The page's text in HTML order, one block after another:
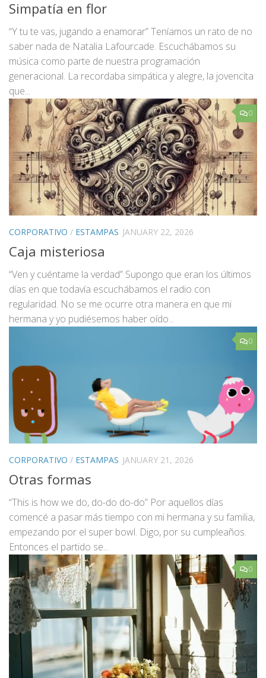
Simpatía en flor
“Y tu te vas, jugando a enamorar” Teníamos un rato de no
saber nada de Natalia Lafourcade. Escuchábamos su
música como parte de nuestra programación
generacional. La recordaba simpática y alegre, la jovencita
que...
0
CORPORATIVO / ESTAMPAS JANUARY 22, 2026
Caja misteriosa
“Ven y cuéntame la verdad” Supongo que eran los últimos
días en que todavía escuchábamos el radio con
regularidad. No se me ocurre otra manera en que mi
hermana y yo pudiésemos haber oído...
0
CORPORATIVO / ESTAMPAS JANUARY 21, 2026
Otras formas
“This is how we do, do-do do-do” Por aquellos días
comencé a pasar más tiempo con mi hermana y su familia,
empezando por el super bowl. Digo, por su cumpleaños.
Entonces el partido se...
0